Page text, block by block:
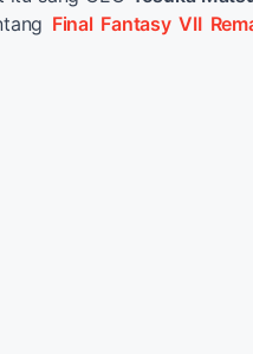
Final Fantasy VII